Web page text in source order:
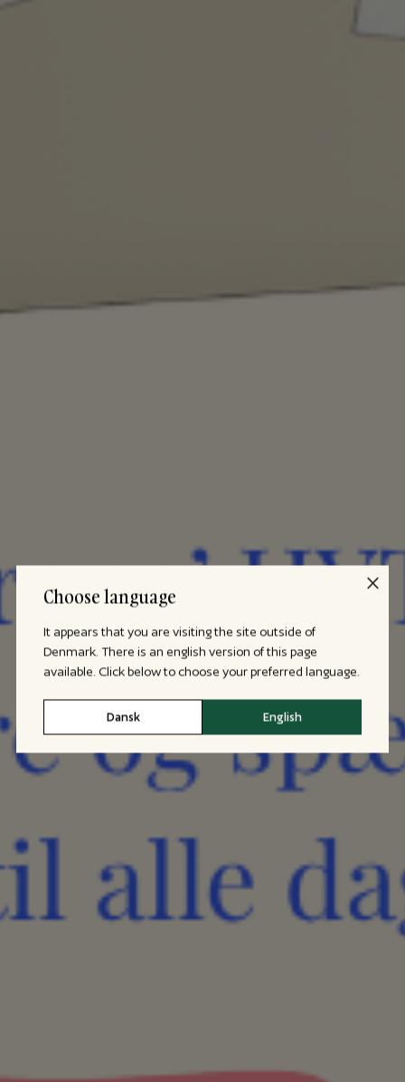
Choose language
It appears that you are visiting the site outside of
Denmark. There is an english version of this page
available. Click below to choose your preferred language.
Dansk English